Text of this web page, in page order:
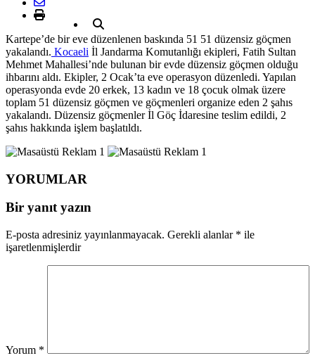
Kartepe’de bir eve düzenlenen baskında 51 51 düzensiz göçmen
yakalandı. Kocaeli İl Jandarma Komutanlığı ekipleri, Fatih Sultan
Mehmet Mahallesi’nde bulunan bir evde düzensiz göçmen olduğu
ihbarını aldı. Ekipler, 2 Ocak’ta eve operasyon düzenledi. Yapılan
operasyonda evde 20 erkek, 13 kadın ve 18 çocuk olmak üzere
toplam 51 düzensiz göçmen ve göçmenleri organize eden 2 şahıs
yakalandı. Düzensiz göçmenler İl Göç İdaresine teslim edildi, 2
şahıs hakkında işlem başlatıldı.
YORUMLAR
Bir yanıt yazın
E-posta adresiniz yayınlanmayacak. Gerekli alanlar * ile
işaretlenmişlerdir
Yorum *